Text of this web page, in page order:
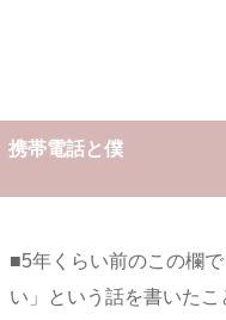
携帯電話と僕
■5年くらい前のこの欄
い」という話を書いた